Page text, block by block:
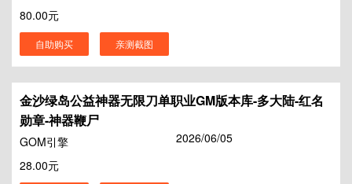
80.00元
自助购买 亲测截图
金沙绿岛公益神器无限刀单职业GM版本库-多大陆-红名
勋章-神器鞭尸
GOM引擎
2026/06/05
28.00元